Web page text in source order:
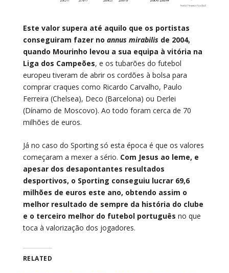
Este valor supera até aquilo que os portistas
conseguiram fazer no annus mirabilis de 2004,
quando Mourinho levou a sua equipa à vitória na
Liga dos Campeões, e os tubarões do futebol
europeu tiveram de abrir os cordões à bolsa para
comprar craques como Ricardo Carvalho, Paulo
Ferreira (Chelsea), Deco (Barcelona) ou Derlei
(Dínamo de Moscovo). Ao todo foram cerca de 70
milhões de euros.
Já no caso do Sporting só esta época é que os valores
começaram a mexer a sério. Com Jesus ao leme, e
apesar dos desapontantes resultados
desportivos, o Sporting conseguiu lucrar 69,6
milhões de euros este ano, obtendo assim o
melhor resultado de sempre da história do clube
e o terceiro melhor do futebol português no que
toca à valorização dos jogadores.
RELATED